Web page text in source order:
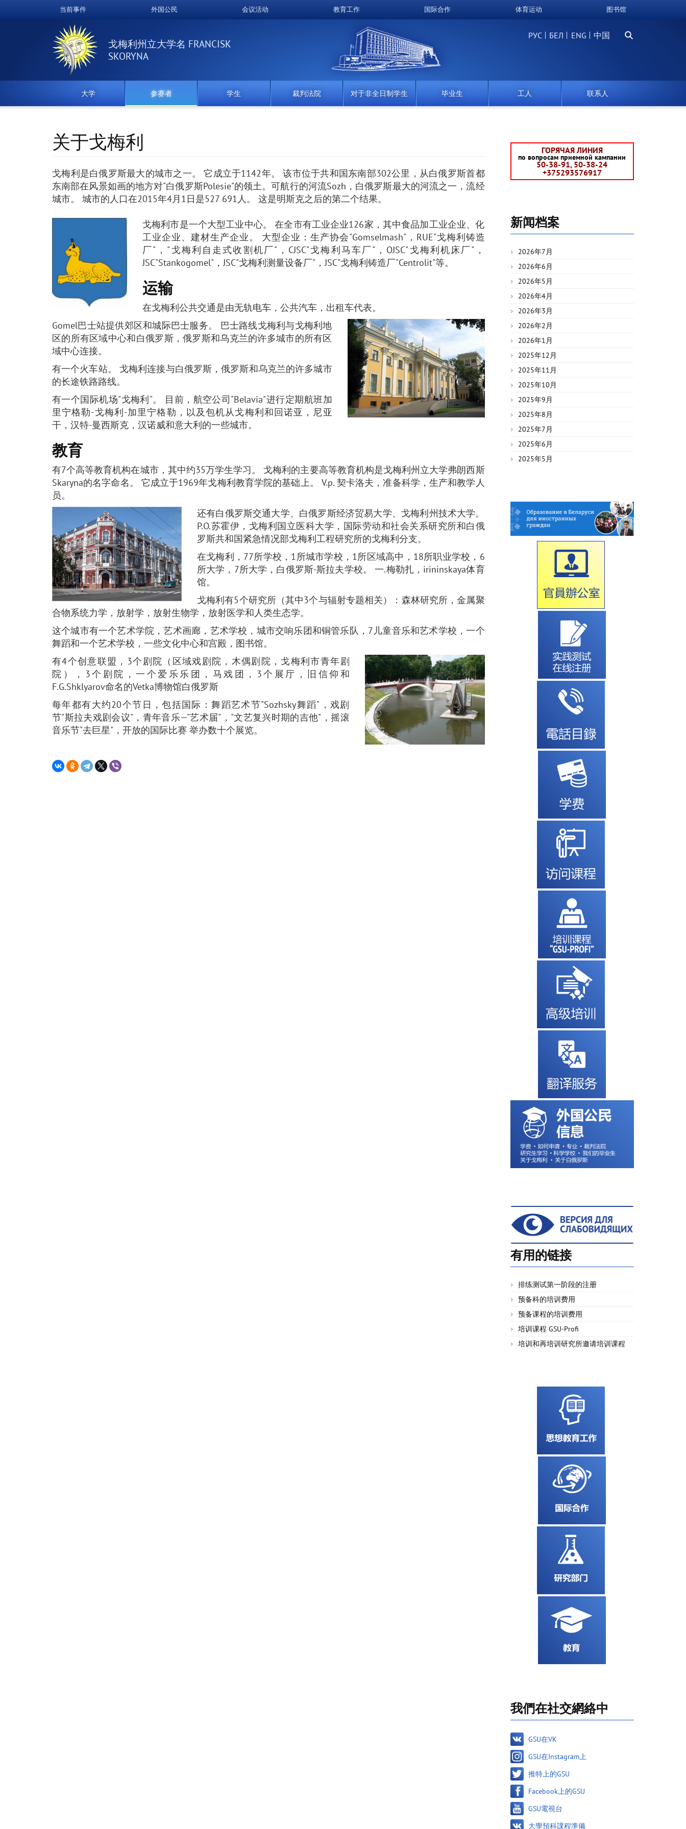
Верхнее
меню
当前事件 外国公民 会议活动 教育工作 国际合作 体育运动 图书馆
戈梅利州立大学名 FRANCISK
SKORYNA
РУС БЕЛ 中国
搜
大学 参赛者 学生 裁判法院 对于非全日制学生 毕业生 工人 联系人
关于戈梅利
戈梅利是白俄罗斯最大的城市之一。 它成立于1142年。 该市位于共和国东南部302公里，从白俄罗斯首都
东南部在风景如画的地方对"白俄罗斯Polesie"的领土。可航行的河流Sozh，白俄罗斯最大的河流之一，流经
城市。 城市的人口在2015年4月1日是527 691人。 这是明斯克之后的第二个结果。
戈梅利市是一个大型工业中心。 在全市有工业企业126家，其中食品加工业企业、化
工业企业、建材生产企业。 大型企业：生产协会"Gomselmash"，RUE"戈梅利铸造
厂"，"戈梅利自走式收割机厂"，CJSC"戈梅利马车厂"，OJSC"戈梅利机床厂"，
JSC"Stankogomel"，JSC"戈梅利测量设备厂"，JSC"戈梅利铸造厂"Centrolit"等。
运输
在戈梅利公共交通是由无轨电车，公共汽车，出租车代表。
Gomel巴士站提供郊区和城际巴士服务。 巴士路线戈梅利与戈梅利地
区的所有区域中心和白俄罗斯，俄罗斯和乌克兰的许多城市的所有区
域中心连接。
有一个火车站。 戈梅利连接与白俄罗斯，俄罗斯和乌克兰的许多城市
的长途铁路路线。
有一个国际机场"戈梅利"。 目前，航空公司"Belavia"进行定期航班加
里宁格勒-戈梅利-加里宁格勒，以及包机从戈梅利和回诺亚，尼亚
干，汉特-曼西斯克，汉诺威和意大利的一些城市。
教育
有7个高等教育机构在城市，其中约35万学生学习。 戈梅利的主要高等教育机构是戈梅利州立大学弗朗西斯
Skaryna的名字命名。 它成立于1969年戈梅利教育学院的基础上。 V.p. 契卡洛夫，准备科学，生产和教学人
员。
还有白俄罗斯交通大学、白俄罗斯经济贸易大学、戈梅利州技术大学。
P.O.苏霍伊，戈梅利国立医科大学，国际劳动和社会关系研究所和白俄
罗斯共和国紧急情况部戈梅利工程研究所的戈梅利分支。
在戈梅利，77所学校，1所城市学校，1所区域高中，18所职业学校，6
所大学，7所大学，白俄罗斯-斯拉夫学校。 一.梅勒扎，irininskaya体育
馆。
戈梅利有5个研究所（其中3个与辐射专题相关）：森林研究所，金属聚
合物系统力学，放射学，放射生物学，放射医学和人类生态学。
这个城市有一个艺术学院，艺术画廊，艺术学校，城市交响乐团和铜管乐队，7儿童音乐和艺术学校，一个
舞蹈和一个艺术学校，一些文化中心和宫殿，图书馆。
有4个创意联盟，3个剧院（区域戏剧院，木偶剧院，戈梅利市青年剧
院），3个剧院，一个爱乐乐团，马戏团，3个展厅，旧信仰和
F.G.Shklyarov命名的Vetka博物馆白俄罗斯
每年都有大约20个节日，包括国际：舞蹈艺术节"Sozhsky舞蹈"，戏剧
节"斯拉夫戏剧会议"，青年音乐—"艺术届"，"文艺复兴时期的吉他"，摇滚
音乐节"去巨星"，开放的国际比赛 举办数十个展览。
ГОРЯЧАЯ ЛИНИЯ
по вопросам приемной кампании
50-38-91, 50-38-24
+375293576917
新闻档案
2026年7月
2026年6月
2026年5月
2026年4月
2026年3月
2026年2月
2026年1月
2025年12月
2025年11月
2025年10月
2025年9月
2025年8月
2025年7月
2025年6月
2025年5月
有用的链接
排练测试第一阶段的注册
预备科的培训费用
预备课程的培训费用
培训课程 GSU-Profi
培训和再培训研究所邀请培训课程
我們在社交網絡中
GSU在VK
GSU在Instagram上
推特上的GSU
Facebook上的GSU
GSU電視台
大學預科課程準備